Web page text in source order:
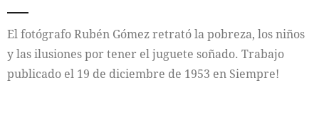
Cultura
El fotógrafo Rubén Gómez retrató la pobreza, los niños
y las ilusiones por tener el juguete soñado. Trabajo
publicado el 19 de diciembre de 1953 en Siempre!